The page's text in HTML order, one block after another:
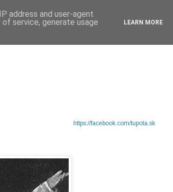
https://facebook.com/tupota.sk
address and user-agent
service, generate usage
LEARN MORE